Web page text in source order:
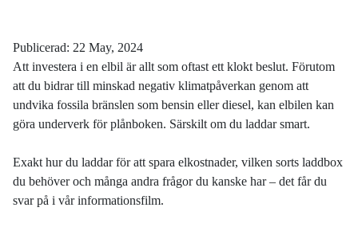
Publicerad: 22 May, 2024
Att investera i en elbil är allt som oftast ett klokt beslut. Förutom
att du bidrar till minskad negativ klimatpåverkan genom att
undvika fossila bränslen som bensin eller diesel, kan elbilen kan
göra underverk för plånboken. Särskilt om du laddar smart.
Exakt hur du laddar för att spara elkostnader, vilken sorts laddbox
du behöver och många andra frågor du kanske har – det får du
svar på i vår informationsfilm.